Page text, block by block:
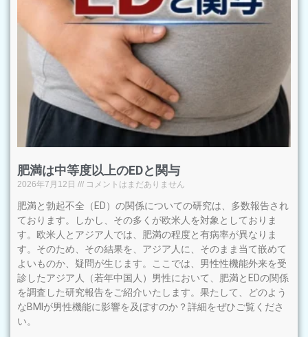
肥満は中等度以上のEDと関与
2026年7月12日 コメントはまだありません
肥満と勃起不全（ED）の関係についての研究は、多数報告され
ております。しかし、その多くが欧米人を対象としておりま
す。欧米人とアジア人では、肥満の程度と有病率が異なりま
す。そのため、その結果を、アジア人に、そのまま当て嵌めて
よいものか、疑問が生じます。ここでは、男性性機能外来を受
診したアジア人（若年中国人）男性において、肥満とEDの関係
を調査した研究報告をご紹介いたします。果たして、どのよう
なBMIが男性機能に影響を及ぼすのか？詳細をぜひご覧くださ
い。